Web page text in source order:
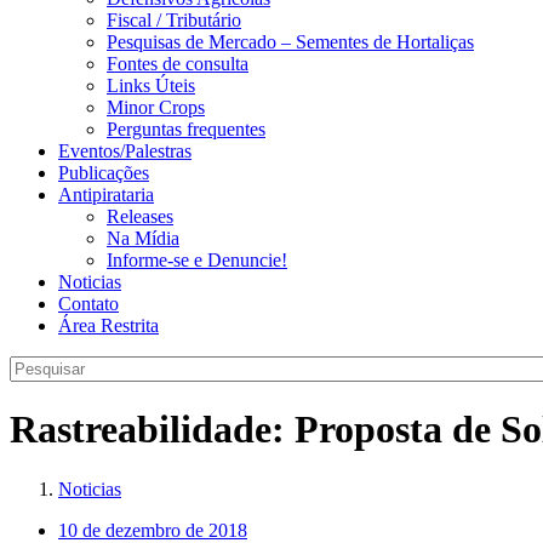
Fiscal / Tributário
Pesquisas de Mercado – Sementes de Hortaliças
Fontes de consulta
Links Úteis
Minor Crops
Perguntas frequentes
Eventos/Palestras
Publicações
Antipirataria
Releases
Na Mídia
Informe-se e Denuncie!
Noticias
Contato
Área Restrita
Rastreabilidade: Proposta de
Noticias
10 de dezembro de 2018